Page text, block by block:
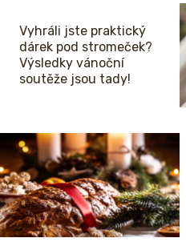
Vyhráli jste praktický
dárek pod stromeček?
Výsledky vánoční
soutěže jsou tady!